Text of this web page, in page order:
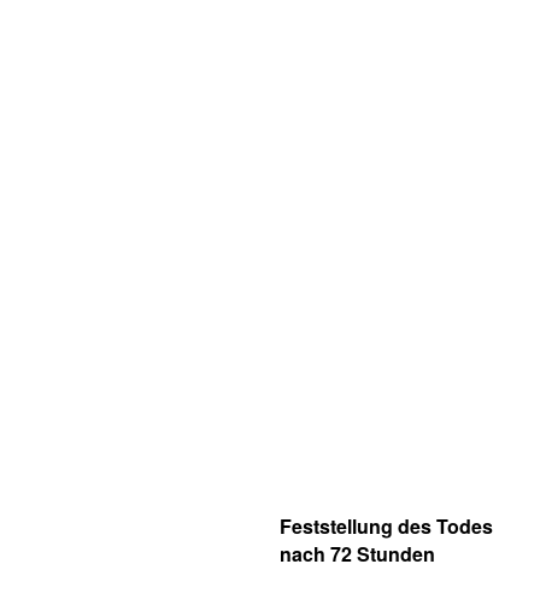
Feststellung des Todes
nach 72 Stunden